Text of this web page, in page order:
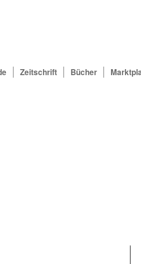
Zeitschrift Bücher